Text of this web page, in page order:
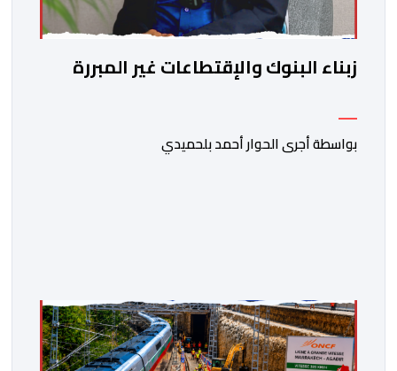
زبناء البنوك والإقتطاعات غير المبررة
بواسطة أجرى الحوار أحمد بلحميدي